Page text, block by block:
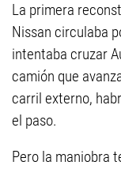
La primera
Nissan circulaba
intentaba cruzar
camión que
carril externo,
el paso.
Pero la maniobra